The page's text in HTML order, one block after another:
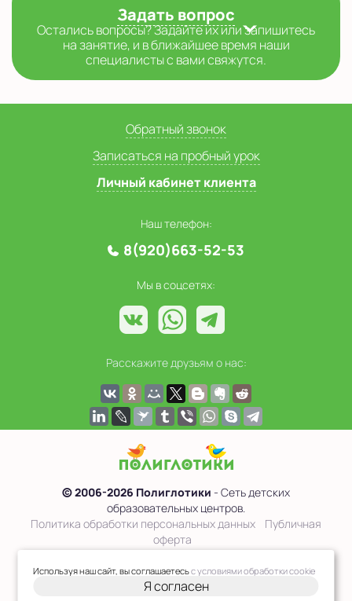
Задать вопрос
Остались вопросы? Задайте их или запишитесь
на занятие, и в ближайшее время наши
специалисты с вами свяжутся.
Обратный звонок
Записаться на пробный урок
Личный кабинет клиента
Наш телефон:
8(920)663-52-53
Мы в соцсетях:
Расскажите друзьям о нас:
© 2006-2026 Полиглотики - Сеть детских
образовательных центров.
Политика обработки персональных данных
Публичная
оферта
Сведения об образовательной организации
Используя наш сайт, вы соглашаетесьс условиями обработки cookie
Я согласен